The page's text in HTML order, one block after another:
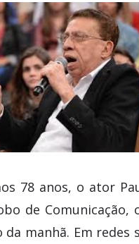
78 anos, o ator
de
manhã. Em